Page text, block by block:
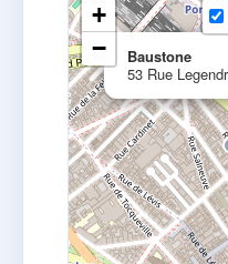
Baustone
53 Rue
+
−